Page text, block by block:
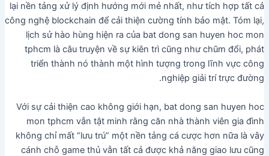
lại nền tảng xử lý định hướng mới mẻ nhất, như tích hợp tất cả
công nghệ blockchain để cải thiện cường tính bảo mật. Tóm lại,
lịch sử hào hùng hiện ra của bat dong san huyen hoc mon
tphcm là câu truyện về sự kiên trì cũng như chũm đổi, phát
triển thành nó thành một hình tượng trong lĩnh vực công
nghiệp giải trí trực đường.
Với sự cải thiện cao không giới hạn, bat dong san huyen hoc
mon tphcm vẫn tật minh rằng căn nhà thành viên gia đình
không chỉ mất “lưu trú” một nền tảng cá cược hơn nữa là vây
cánh chỗ game thủ vẫn tất cả được khả năng giao lưu cũng